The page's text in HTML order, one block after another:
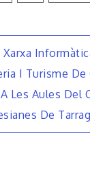
I Turisme De
Les Aules Del
De